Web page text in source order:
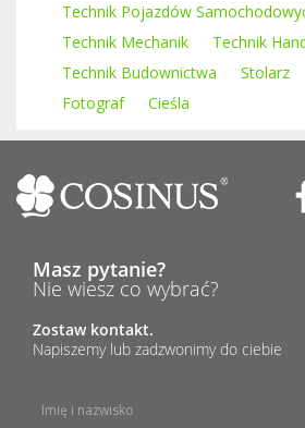
Technik Pojazdów
Technik Mechanik
Technik
Technik Budownictwa
Stolarz
Fotograf
Cieśla
Masz pytanie?
Nie wiesz co wybrać?
Zostaw kontakt.
Napiszemy lub zadzwonimy do ciebie